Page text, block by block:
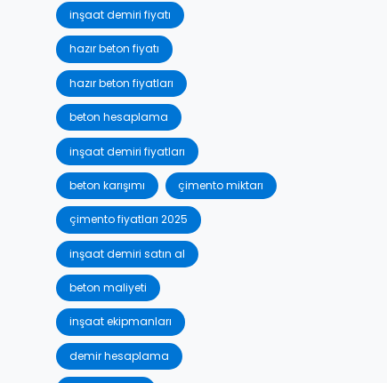
inşaat demiri fiyatı
hazır beton fiyatı
hazır beton fiyatları
beton hesaplama
inşaat demiri fiyatları
beton karışımı çimento miktarı
çimento fiyatları 2025
inşaat demiri satın al
beton maliyeti
inşaat ekipmanları
demir hesaplama